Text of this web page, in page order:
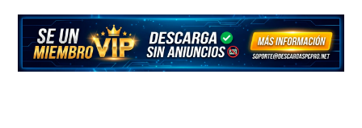
e
b
o
se
n
g
at
s
A
e
gr
a
ai
l
m
p
ar